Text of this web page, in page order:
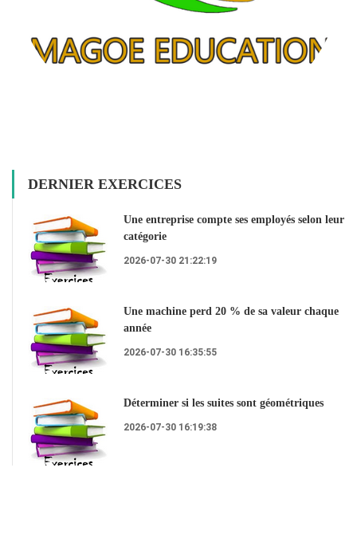
DERNIER EXERCICES
Une entreprise compte ses employés selon leur
catégorie
2026-07-30 21:22:19
Une machine perd 20 % de sa valeur chaque
année
2026-07-30 16:35:55
Déterminer si les suites sont géométriques
2026-07-30 16:19:38